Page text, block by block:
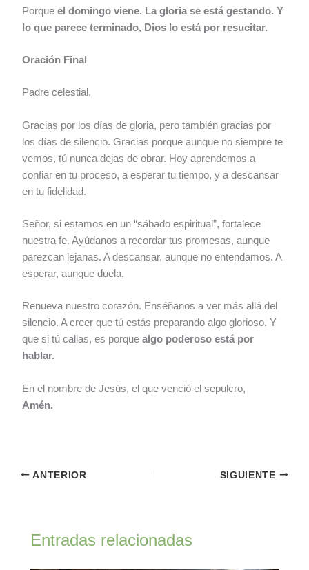
Porqueel domingo viene. La gloria se está gestando. Y
lo que parece terminado, Dios lo está por resucitar.
Oración Final
Padre celestial,
Gracias por los días de gloria, pero también gracias por
los días de silencio. Gracias porque aunque no siempre te
vemos, tú nunca dejas de obrar. Hoy aprendemos a
confiar en tu proceso, a esperar tu tiempo, y a descansar
en tu fidelidad.
Señor, si estamos en un “sábado espiritual”, fortalece
nuestra fe. Ayúdanos a recordar tus promesas, aunque
parezcan lejanas. A descansar, aunque no entendamos. A
esperar, aunque duela.
Renueva nuestro corazón. Enséñanos a ver más allá del
silencio. A creer que tú estás preparando algo glorioso. Y
que si tú callas, es porquealgo poderoso está por
hablar.
En el nombre de Jesús, el que venció el sepulcro,
Amén.
ANTERIOR SIGUIENTE
Entradas relacionadas